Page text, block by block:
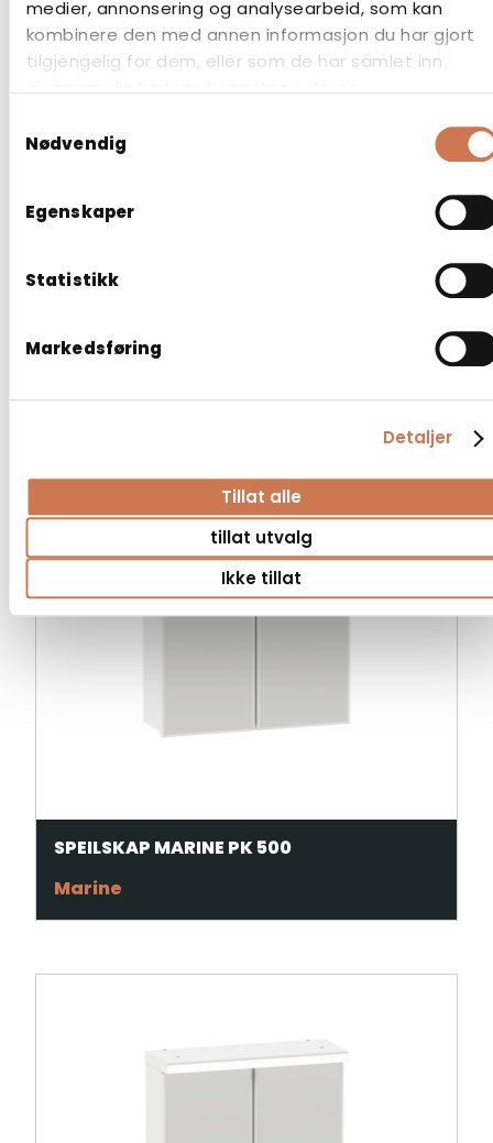
medier, annonsering og analysearbeid, som kan
kombinere den med annen informasjon du har gjort
tilgjengelig for dem, eller som de har samlet inn
Nødvendig
Egenskaper
Statistikk
Markedsføring
Detaljer
Tillat alle
tillat utvalg
Ikke tillat
SPEILSKAP NORA MARINE 600
SPEILSKAP MARINE PK 500
Marine